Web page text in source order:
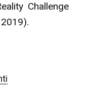
Challenge